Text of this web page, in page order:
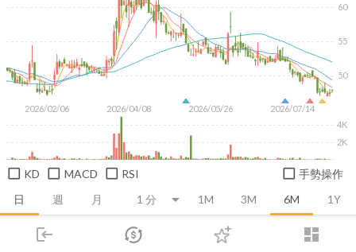
login dashboard
市場 登入
日 週 月 1M 3M 6M 1Y
2026/02/06 2026/04/08 2026/05/26 2026/07/14
50
55
60
2K
4K
KD MACD RSI 手勢操作
推薦卡片 技術面 消息面 財務報